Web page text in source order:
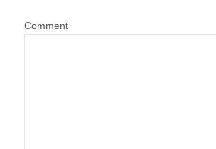
Comment